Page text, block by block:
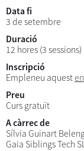
Data fi
3 de setembre
Duració
12 hores (3 sessions)
Inscripció
Empleneu aquest
Preu
Curs gratuït
A càrrec de
Sílvia Guinart
Gaia Siblings Tech